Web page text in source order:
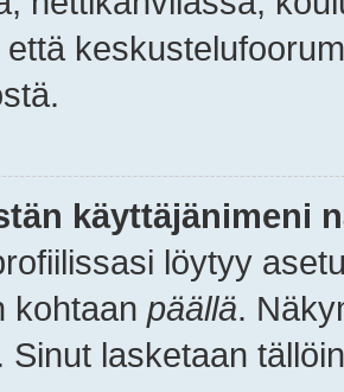
käyttäjänimeni
löytyy
kohtaan päällä.
Sinut lasketaan